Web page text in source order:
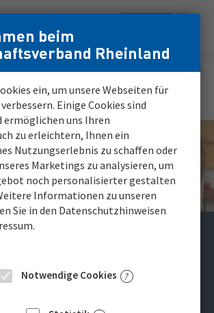
beim
Rheinland
ein, um unsere Webseiten für
Einige Cookies sind
uns Ihren
zu erleichtern, Ihnen ein
Nutzungserlebnis zu schaffen oder
Marketings zu analysieren, um
noch personalisierter gestalten
Informationen zu unseren
Sie in den Datenschutzhinweisen
Notwendige Cookies
unserer orthopädischen